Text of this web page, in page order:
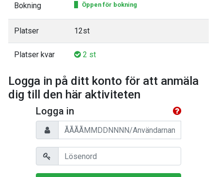
Bokning Öppen för bokning
Platser 12st
Platser kvar 2 st
Logga in på ditt konto för att anmäla
dig till den här aktiviteten
Logga in
Personnummer/Användarnamn
Lösenord